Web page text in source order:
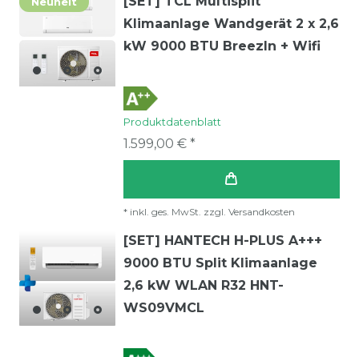
Klimaanlage Wandgerät 2 x 2,6
kW 9000 BTU BreezIn + Wifi
Produktdatenblatt
1.599,00 € *
* inkl. ges. MwSt. zzgl. Versandkosten
[SET] HANTECH H-PLUS A+++
9000 BTU Split Klimaanlage
2,6 kW WLAN R32 HNT-
WS09VMCL